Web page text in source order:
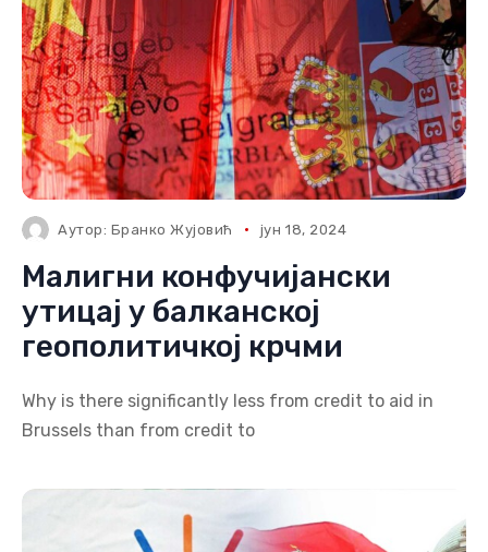
Аутор: Бранко Жујовић јун 18, 2024
Малигни конфучијански
утицај у балканској
геополитичкој крчми
Why is there significantly less from credit to aid in
Brussels than from credit to